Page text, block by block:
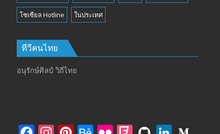
โซเซียล Hotline ในประเทศ
ทีวีคนไทย
อนุรักษ์ศิลป์ วิถีไทย